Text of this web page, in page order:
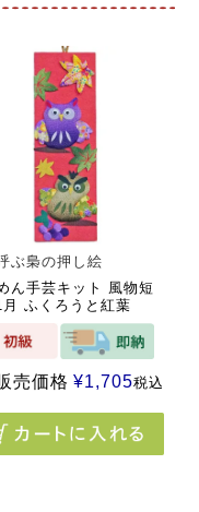
ぶ梟の押し絵
ん手芸キット 風物短
ふくろうと紅葉
売価格 ¥1,705税込